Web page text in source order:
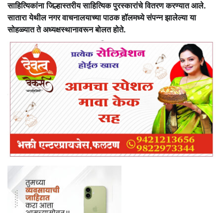
साहित्यिकांना जिल्हास्तरीय साहित्यिक पुरस्कारांचे वितरण करण्यात आले.
सातारा येथील नगर वाचनालयाच्या पाठक हॉलमध्ये संपन्न झालेल्या या
सोहळ्यात ते अध्यक्षस्थानावरून बोलत होते.